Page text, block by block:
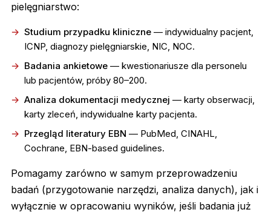
pielęgniarstwo:
Studium przypadku kliniczne— indywidualny pacjent,
ICNP, diagnozy pielęgniarskie, NIC, NOC.
Badania ankietowe— kwestionariusze dla personelu
lub pacjentów, próby 80–200.
Analiza dokumentacji medycznej — karty obserwacji,
karty zleceń, indywidualne karty pacjenta.
Przegląd literatury EBN — PubMed, CINAHL,
Cochrane, EBN-based guidelines.
Pomagamy zarówno w samym przeprowadzeniu
badań (przygotowanie narzędzi, analiza danych), jak i
wyłącznie w opracowaniu wyników, jeśli badania już